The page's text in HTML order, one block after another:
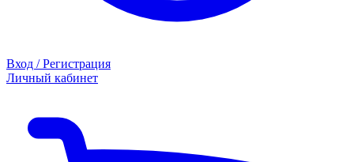
Вход / Регистрация
Личный кабинет